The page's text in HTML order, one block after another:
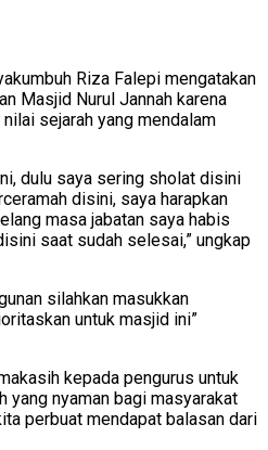
Riza Falepi mengatakan
Masjid Nurul Jannah karena
sejarah yang mendalam
dulu saya sering sholat disini
disini, saya harapkan
masa jabatan saya habis
saat sudah selesai,” ungkap
silahkan masukkan
untuk masjid ini”
kepada pengurus untuk
yang nyaman bagi masyarakat
perbuat mendapat balasan dari